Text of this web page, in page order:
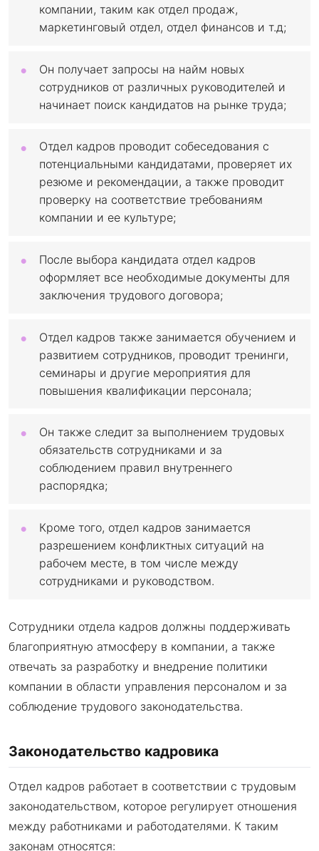
компании, таким как отдел продаж,
маркетинговый отдел, отдел финансов и т.д;
Он получает запросы на найм новых
сотрудников от различных руководителей и
начинает поиск кандидатов на рынке труда;
Отдел кадров проводит собеседования с
потенциальными кандидатами, проверяет их
резюме и рекомендации, а также проводит
проверку на соответствие требованиям
компании и ее культуре;
После выбора кандидата отдел кадров
оформляет все необходимые документы для
заключения трудового договора;
Отдел кадров также занимается обучением и
развитием сотрудников, проводит тренинги,
семинары и другие мероприятия для
повышения квалификации персонала;
Он также следит за выполнением трудовых
обязательств сотрудниками и за
соблюдением правил внутреннего
распорядка;
Кроме того, отдел кадров занимается
разрешением конфликтных ситуаций на
рабочем месте, в том числе между
сотрудниками и руководством.
Сотрудники отдела кадров должны поддерживать
благоприятную атмосферу в компании, а также
отвечать за разработку и внедрение политики
компании в области управления персоналом и за
соблюдение трудового законодательства.
Законодательство кадровика
Отдел кадров работает в соответствии с трудовым
законодательством, которое регулирует отношения
между работниками и работодателями. К таким
законам относятся: